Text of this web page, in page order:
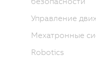
Управление
Мехатронные
Robotics